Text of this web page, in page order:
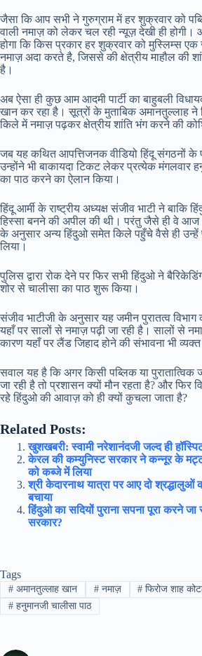
जैसा कि आप सभी ने गुरुग्राम में हर शुक्रवार को
वाली नमाज़ को लेकर चल रही न्यूज़ देखी ही होगी।
होगा कि किस प्रकार हर शुक्रवार को मुस्लिम्स
नमाज़ अदा करते है, जिससे की क्षेत्रीय माहौल की
है।
अब ऐसा ही कुछ आम आदमी पार्टी का बाहुबली
खान कर रहा है। सूत्रों के मुताबिक अमानतुल्लाह ने
किले में नमाज़ पढ़कर क्षेत्रीय शांति भंग करने की
जब यह कथित आपत्तिजनक वीडियो हिंदू संगठनों के
उन्होंने भी बाकायदा टिकट लेकर प्रत्येक मंगलवार
का पाठ करने का ऐलान किया।
हिंदू आर्मी के राष्ट्रीय अध्यक्ष संजीव भाटी ने बाकि
हिस्सा बनने की अपील की थी। परंतु जैसे ही वे आज
के अनुसार अन्य हिंदुओ समेत किले पहुँचे वैसे ही उन्हें
लिया।
पुलिस द्वारा रोक देने पर फिर सभी हिंदुओ ने
शोर से चालीसा का पाठ शुरू किया।
संजीव भाटीजी के अनुसार यह जमीन पुरातत्व विभाग
यहाँ पर सालों से नमाज़ पढ़ी जा रही है। सालों से
कारण यहाँ पर लैंड जिहाद होने की संभावना भी
सवाल यह है कि अगर किसी पब्लिक या पुरातात्विक
जा रही है तो प्रशासन क्यों मौन रहता है? और फिर
रहे हिंदुओ की आवाज़ को ही क्यों कुचला जाता है?
Related Posts:
खुशखबरी: स्वामी नरेशानंदजी जल्द ही
केरल की कम्युनिस्ट सरकार ने कन्नूर के
को कब्जे में लिया
श्री केदारनाथ यात्रा पर आए दो श्रद्धालुओं
बचाया
हिंदुओ का सदियों पुराना सपना पूरा करने जा
सरकार?
Tags
#अमानतुल्लाह खान #नमाज़ # फिरोज शाह
#हनुमानजी चालीसा पाठ